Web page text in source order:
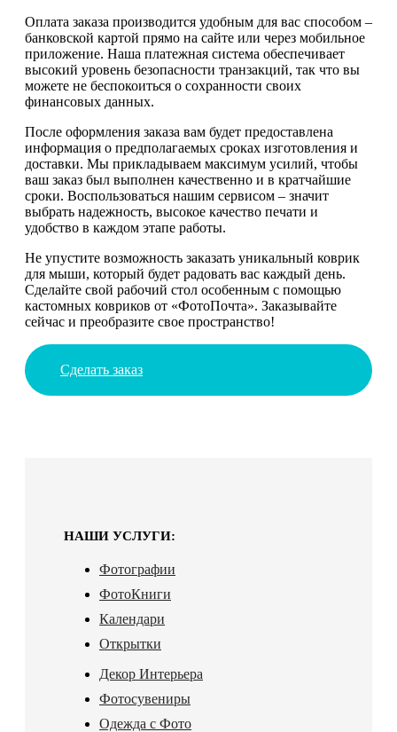
Оплата заказа производится удобным для вас способом –
банковской картой прямо на сайте или через мобильное
приложение. Наша платежная система обеспечивает
высокий уровень безопасности транзакций, так что вы
можете не беспокоиться о сохранности своих
финансовых данных.
После оформления заказа вам будет предоставлена
информация о предполагаемых сроках изготовления и
доставки. Мы прикладываем максимум усилий, чтобы
ваш заказ был выполнен качественно и в кратчайшие
сроки. Воспользоваться нашим сервисом – значит
выбрать надежность, высокое качество печати и
удобство в каждом этапе работы.
Не упустите возможность заказать уникальный коврик
для мыши, который будет радовать вас каждый день.
Сделайте свой рабочий стол особенным с помощью
кастомных ковриков от «ФотоПочта». Заказывайте
сейчас и преобразите свое пространство!
Сделать заказ
НАШИ УСЛУГИ:
Фотографии
ФотоКниги
Календари
Открытки
Декор Интерьера
Фотосувениры
Одежда с Фото